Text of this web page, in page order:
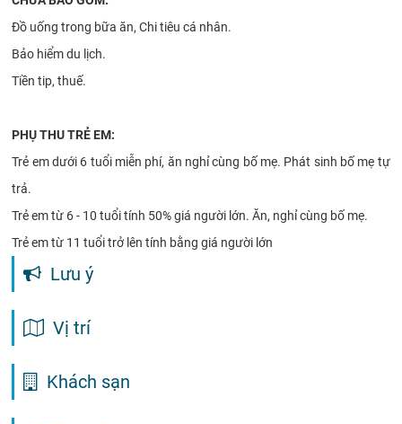
Đồ uống trong bữa ăn, Chi tiêu cá nhân.
Bảo hiểm du lịch.
Tiền tip, thuế.
PHỤ THU TRẺ EM:
Trẻ em dưới 6 tuổi miễn phí, ăn nghỉ cùng bố mẹ. Phát sinh bố mẹ tự
trả.
Trẻ em từ 6 - 10 tuổi tính 50% giá ng­ười lớn. Ăn, nghỉ cùng bố mẹ.
Trẻ em từ 11 tuổi trở lên tính bằng giá người lớn
Lưu ý
Vị trí
Khách sạn